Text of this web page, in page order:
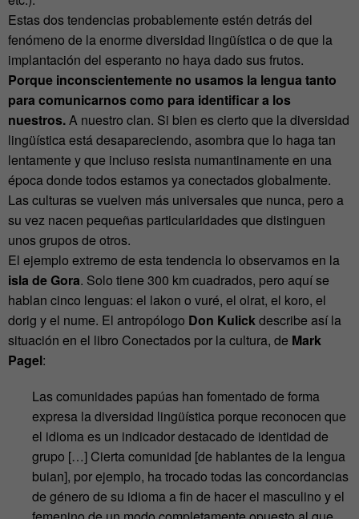
Estas dos tendencias probablemente estén detrás del
fenómeno de la enorme diversidad lingüística o de que la
implantación del esperanto no haya dado sus frutos.
Porque inconscientemente no usamos la lengua tanto
para comunicarnos como para identificar a los
nuestros.A nuestro clan. Si bien es cierto que la diversidad
lingüística está desapareciendo, asombra que lo haga tan
lentamente y que incluso resista numantinamente en una
época donde todos estamos ya conectados globalmente.
Las culturas se vuelven más universales que nunca, pero a
su vez nacen pequeñas particularidades que distinguen
unos grupos de otros.
El ejemplo extremo de esta tendencia lo observamos en la
isla de Gora. Solo tiene 300 km cuadrados, pero aquí se
hablan cinco lenguas: el lakon o vuré, el olrat, el koro, el
dorig y el nume. El antropólogo Don Kulickdescribe así la
situación en el libro Conectados por la cultura, de Mark
Pagel:
Las comunidades papúas han fomentado de forma
expresa la diversidad lingüística porque reconocen que
el idioma es un indicador destacado de identidad de
grupo […] Cierta comunidad [de hablantes de la lengua
buian], por ejemplo, ha trocado todas las concordancias
de género de su idioma a fin de hacer el masculino y el